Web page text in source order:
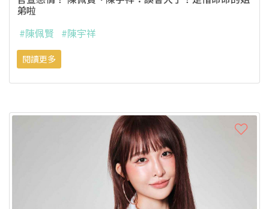
弟啦
#陳佩賢 #陳宇祥
閱讀更多